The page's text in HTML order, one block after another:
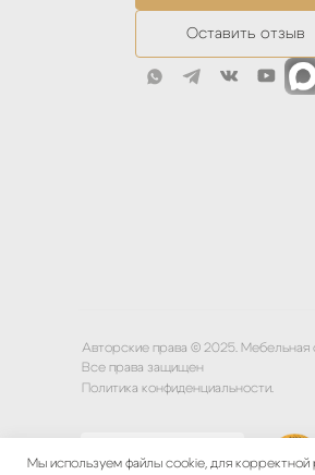
Мы используем файлы cookie, для корректной
Оставить отзыв
Авторские права © 2025. Мебельная
Все права защищен
Политика конфиденциальности.